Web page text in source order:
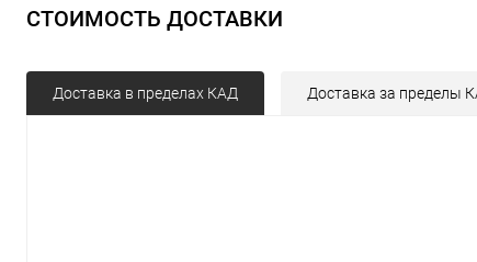
СТОИМОСТЬ ДОСТАВКИ
Доставка в пределах КАД Доставка за пределы